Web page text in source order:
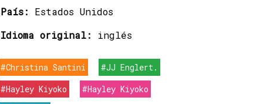
País: Estados Unidos
Idioma original: inglés
#Christina Santini
#JJ Englert.
#Hayley Kiyoko
#Hayley Kiyoko